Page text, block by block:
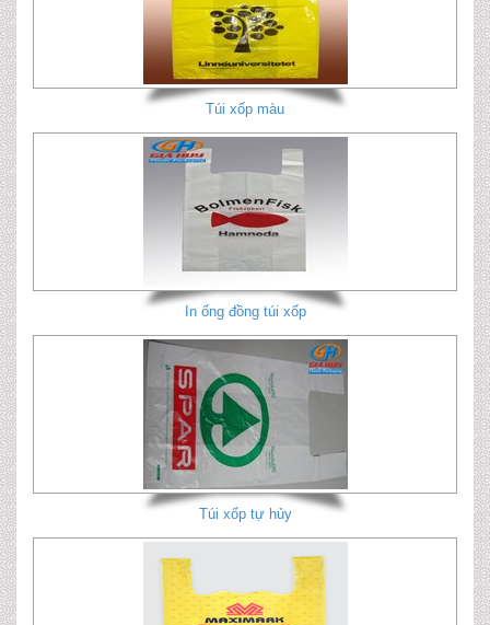
Túi xốp màu
In ống đồng túi xốp
Túi xốp tự hủy